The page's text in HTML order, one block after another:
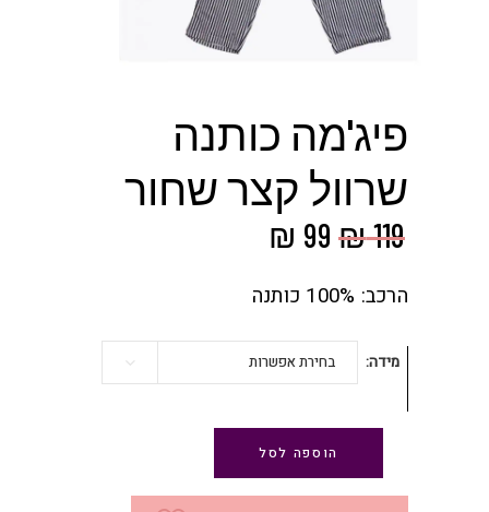
פיג'מה כותנה
שרוול קצר שחור
₪119
המחיר
היה:
₪ 119.
₪ 99
הוא:
₪ 99.
הרכב: 100% כותנה
מידה בחירת אפשרות
הוספה לסל